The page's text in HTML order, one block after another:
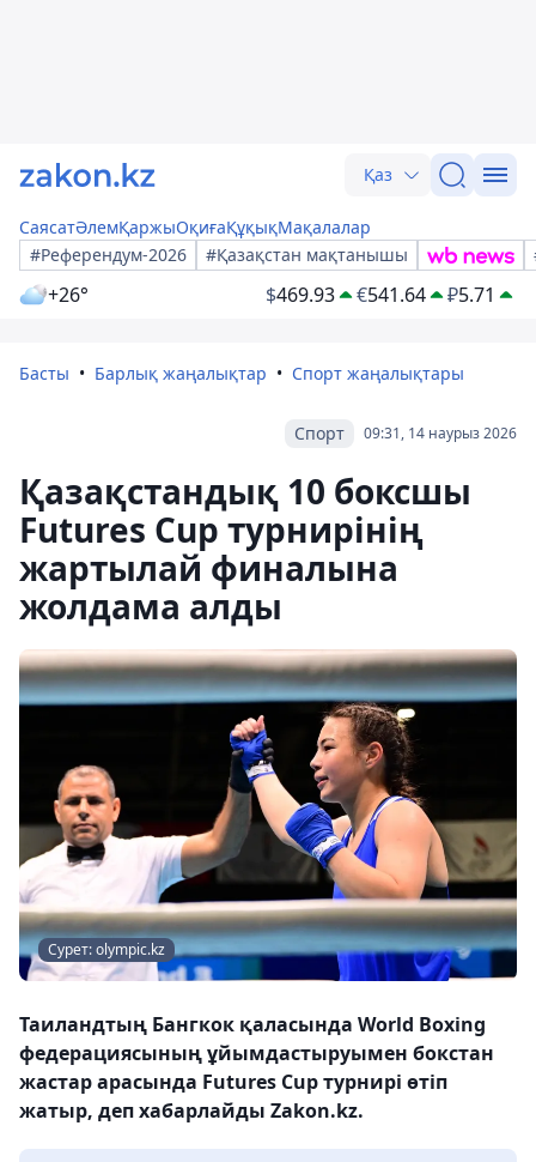
Қаз
СаясатӘлемҚаржыОқиғаҚұқықМақалалар
#Референдум-2026
#Қазақстан мақтанышы
+26° $469.93 €541.64 ₽5.71
Басты Барлық жаңалықтар Спорт жаңалықтары
09:31, 14 наурыз 2026
Спорт
Қазақстандық 10 боксшы
Futures Cup турнирінің
жартылай финалына
жолдама алды
Сурет: olympic.kz
Таиландтың Бангкок қаласында World Boxing
федерациясының ұйымдастыруымен бокстан
жастар арасында Futures Cup турнирі өтіп
жатыр, деп хабарлайды Zakon.kz.